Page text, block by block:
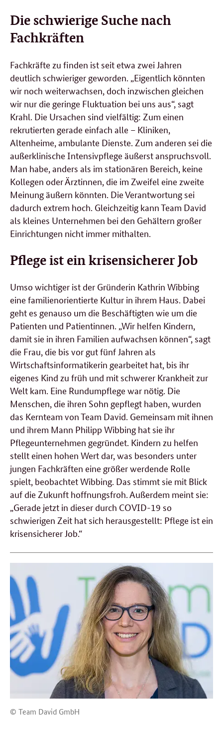
Die schwierige Suche nach
Fachkräften
Fachkräfte zu finden ist seit etwa zwei Jahren
deutlich schwieriger geworden. „Eigentlich könnten
wir noch weiterwachsen, doch inzwischen gleichen
wir nur die geringe Fluktuation bei uns aus“, sagt
Krahl. Die Ursachen sind vielfältig: Zum einen
rekrutierten gerade einfach alle – Kliniken,
Altenheime, ambulante Dienste. Zum anderen sei die
außerklinische Intensivpflege äußerst anspruchsvoll.
Man habe, anders als im stationären Bereich, keine
Kollegen oder Ärztinnen, die im Zweifel eine zweite
Meinung äußern könnten. Die Verantwortung sei
dadurch extrem hoch. Gleichzeitig kann Team David
als kleines Unternehmen bei den Gehältern großer
Einrichtungen nicht immer mithalten.
Pflege ist ein krisensicherer Job
Umso wichtiger ist der Gründerin Kathrin Wibbing
eine familienorientierte Kultur in ihrem Haus. Dabei
geht es genauso um die Beschäftigten wie um die
Patienten und Patientinnen. „Wir helfen Kindern,
damit sie in ihren Familien aufwachsen können“, sagt
die Frau, die bis vor gut fünf Jahren als
Wirtschaftsinformatikerin gearbeitet hat, bis ihr
eigenes Kind zu früh und mit schwerer Krankheit zur
Welt kam. Eine Rundumpflege war nötig. Die
Menschen, die ihren Sohn gepflegt haben, wurden
das Kernteam von Team David. Gemeinsam mit ihnen
und ihrem Mann Philipp Wibbing hat sie ihr
Pflegeunternehmen gegründet. Kindern zu helfen
stellt einen hohen Wert dar, was besonders unter
jungen Fachkräften eine größer werdende Rolle
spielt, beobachtet Wibbing. Das stimmt sie mit Blick
auf die Zukunft hoffnungsfroh. Außerdem meint sie:
„Gerade jetzt in dieser durch COVID-19 so
schwierigen Zeit hat sich herausgestellt: Pflege ist ein
krisensicherer Job.“
© Team David GmbH